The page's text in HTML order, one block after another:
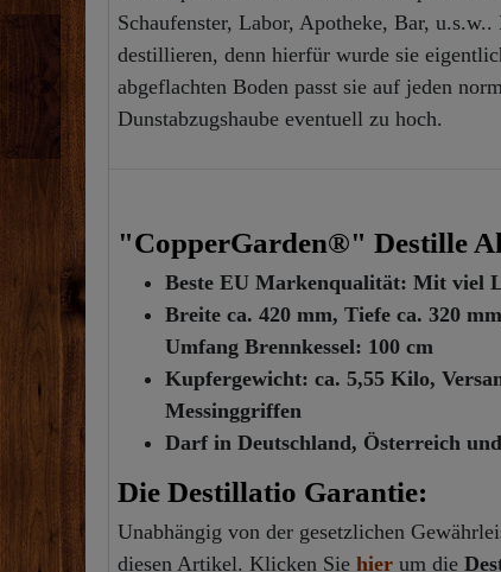
Schaufenster, Labor, Apotheke, Bar,
destillieren, denn hierfür wurde sie
abgeflachten Boden passt sie auf jeden
Dunstabzugshaube eventuell zu hoch.
"CopperGarden®" Destille
Beste EU Markenqualität: Mit viel
Breite ca. 420 mm, Tiefe ca. 320
Umfang Brennkessel: 100 cm
Kupfergewicht: ca. 5,55 Kilo,
Messinggriffen
Darf in Deutschland, Österreich
Die Destillatio Garantie:
Unabhängig von der gesetzlichen
diesen Artikel. Klicken Sie hierum die